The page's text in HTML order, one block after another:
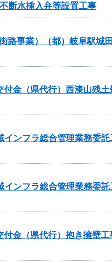
断水挿入弁等設置工事
事業）（都）岐阜駅城
金（県代行）西漆山残土
ンフラ総合管理業務委
ンフラ総合管理業務委
金（県代行）抱き擁壁工